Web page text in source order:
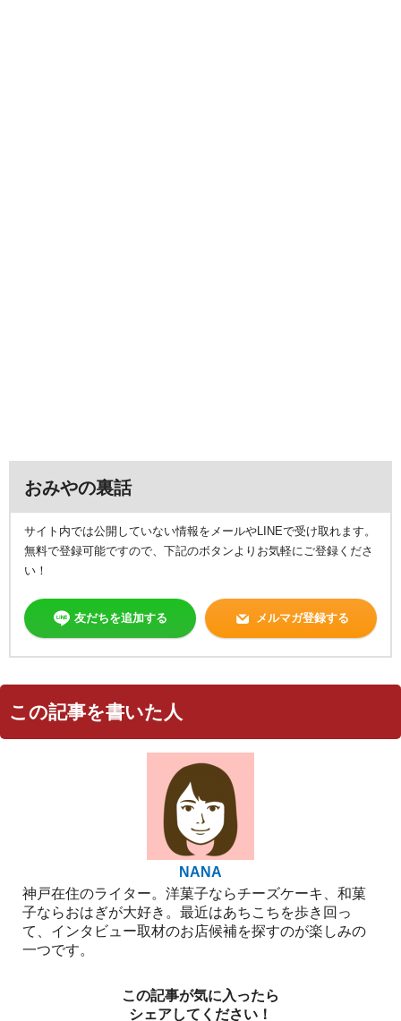
おみやの裏話
サイト内では公開していない情報をメールやLINEで受け取れます。
無料で登録可能ですので、下記のボタンよりお気軽にご登録くださ
い！
友だちを追加する メルマガ登録する
この記事を書いた人
NANA
神戸在住のライター。洋菓子ならチーズケーキ、和菓
子ならおはぎが大好き。最近はあちこちを歩き回っ
て、インタビュー取材のお店候補を探すのが楽しみの
一つです。
この記事が気に入ったら
シェアしてください！